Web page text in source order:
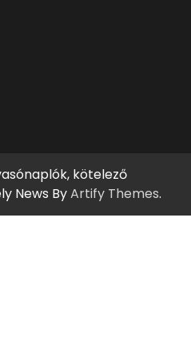
kötelező
News ByArtify Themes.